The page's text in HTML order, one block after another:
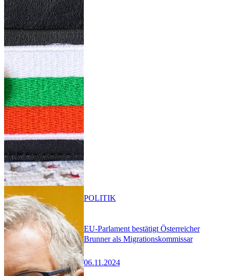
EU-Parlament bestätigt Österreicher
Brunner als Migrationskommissar
06.11.2024
POLITIK